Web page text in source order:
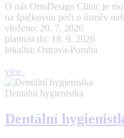
O nás OrtoDesign Clinic je
na špičkovou péči o úsměv
vloženo: 20. 7. 2026
platnost do: 18. 9. 2026
lokalita: Ostrava-Poruba
více
Dentální hygienistka
Dentální